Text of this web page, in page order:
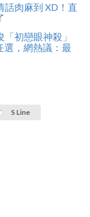
話肉麻到 XD！直
初戀眼神殺」
選，網熱議：最
S Line